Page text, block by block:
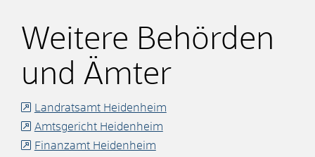
Weitere Behörden
und Ämter
Landratsamt Heidenheim
Amtsgericht Heidenheim
Finanzamt Heidenheim